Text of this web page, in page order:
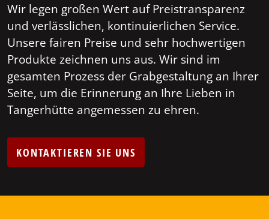
Wir legen großen Wert auf Preistransparenz
und verlässlichen, kontinuierlichen Service.
Unsere fairen Preise und sehr hochwertigen
Produkte zeichnen uns aus. Wir sind im
gesamten Prozess der Grabgestaltung an Ihrer
Seite, um die Erinnerung an Ihre Lieben in
Tangerhütte angemessen zu ehren.
KONTAKTIEREN SIE UNS